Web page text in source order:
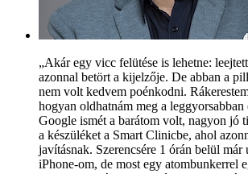
„Akár egy vicc felütése is lehetne:
azonnal betört a kijelzője. De abban a
nem volt kedvem poénkodni.
hogyan oldhatnám meg a leggyorsabban
Google ismét a barátom volt, nagyon jó
a készüléket a Smart Clinicbe, ahol
javításnak. Szerencsére 1 órán belül már
iPhone-om, de most egy atombunkerrel